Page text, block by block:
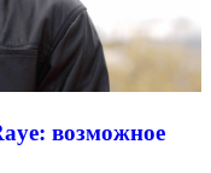
возможное